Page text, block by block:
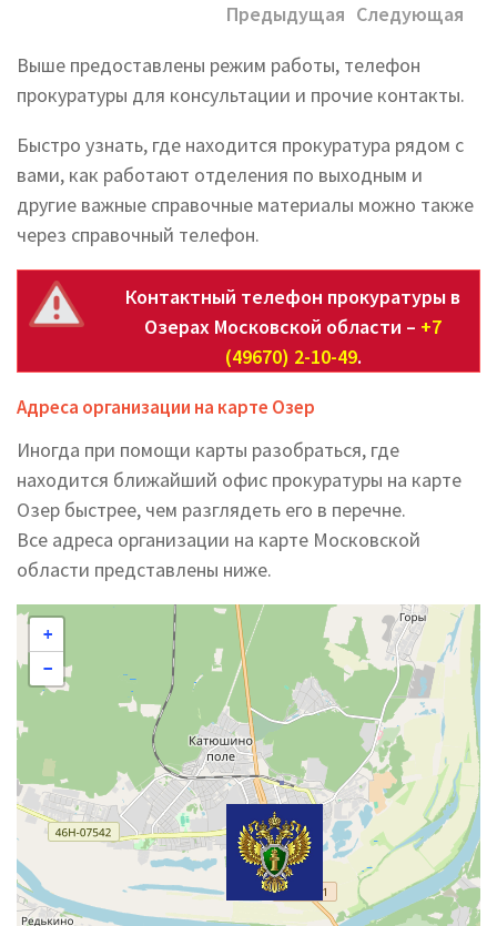
Предыдущая Следующая
Выше предоставлены режим работы, телефон
прокуратуры для консультации и прочие контакты.
Быстро узнать, где находится прокуратура рядом с
вами, как работают отделения по выходным и
другие важные справочные материалы можно также
через справочный телефон.
Контактный телефон прокуратуры в
Озерах Московской области – +7
(49670) 2-10-49.
Адреса организации на карте Озер
Иногда при помощи карты разобраться, где
находится ближайший офис прокуратуры на карте
Озер быстрее, чем разглядеть его в перечне.
Все адреса организации на карте Московской
области представлены ниже.
+
−